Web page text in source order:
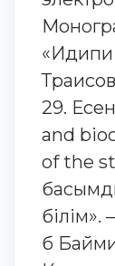
«Идипи
29.
and
of the
білім».
б